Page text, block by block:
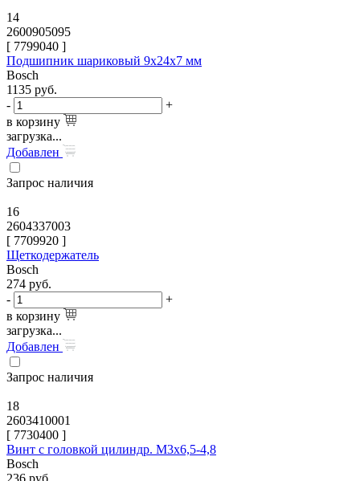
14
2600905095
[ 7799040 ]
Подшипник шариковый 9x24x7 мм
Bosch
1135 руб.
-
+
в корзину
загрузка...
Добавлен
Запрос наличия
16
2604337003
[ 7709920 ]
Щеткодержатель
Bosch
274 руб.
-
+
в корзину
загрузка...
Добавлен
Запрос наличия
18
2603410001
[ 7730400 ]
Винт с головкой цилиндр. M3x6,5-4,8
Bosch
236 руб.